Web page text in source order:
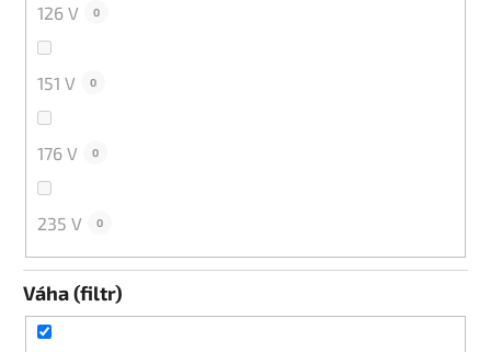
126 V 0
151 V 0
176 V 0
235 V 0
Váha (filtr)